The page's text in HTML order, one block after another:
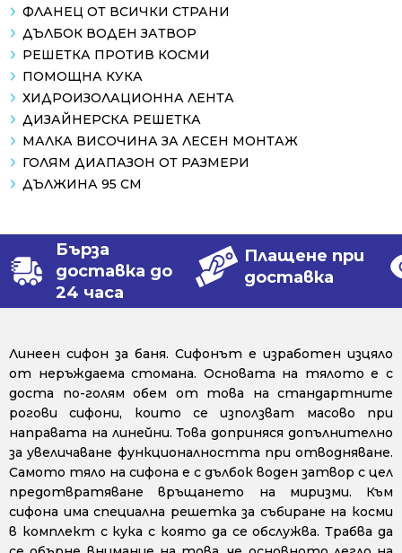
ФЛАНЕЦ ОТ ВСИЧКИ СТРАНИ
ДЪЛБОК ВОДЕН ЗАТВОР
РЕШЕТКА ПРОТИВ КОСМИ
ПОМОЩНА КУКА
ХИДРОИЗОЛАЦИОННА ЛЕНТА
ДИЗАЙНЕРСКА РЕШЕТКА
МАЛКА ВИСОЧИНА ЗА ЛЕСЕН МОНТАЖ
ГОЛЯМ ДИАПАЗОН ОТ РАЗМЕРИ
ДЪЛЖИНА 95 СМ
Бърза
доставка до
24 часа
Плащене при
доставка
Линеен сифон за баня. Сифонът е изработен изцяло
от неръждаема стомана. Основата на тялото е с
доста по-голям обем от това на стандартните
рогови сифони, които се използват масово при
направата на линейни. Това доприняся допълнително
за увеличаване функционалността при отводняване.
Самото тяло на сифона е с дълбок воден затвор с цел
предотвратяване връщането на миризми. Към
сифона има специална решетка за събиране на косми
в комплект с кука с която да се обслужва. Трабва да